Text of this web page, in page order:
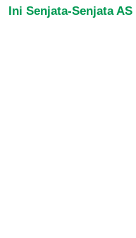
Ini Senjata-Senjata